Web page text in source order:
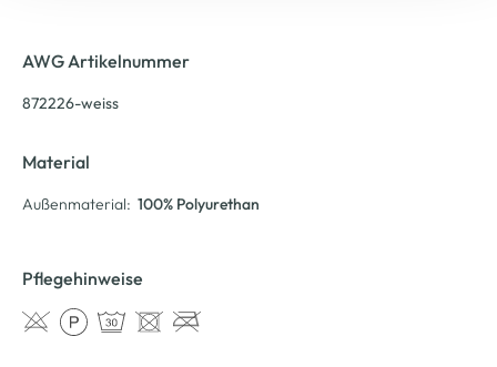
AWG Artikelnummer
872226-weiss
Material
Außenmaterial: 100% Polyurethan
Pflegehinweise